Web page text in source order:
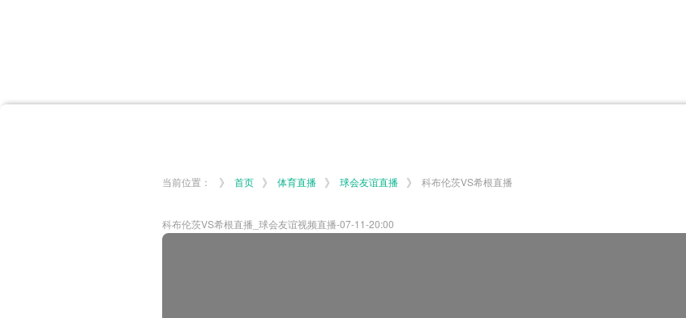
英超
德甲 西甲 法甲 美洲杯 韩K联 NBA
当前位置： 》 首页 》 体育直播 》 球会友谊直播 》 科布伦茨VS希根直播
科布伦茨VS希根直播_球会友谊视频直播-07-11-20:00